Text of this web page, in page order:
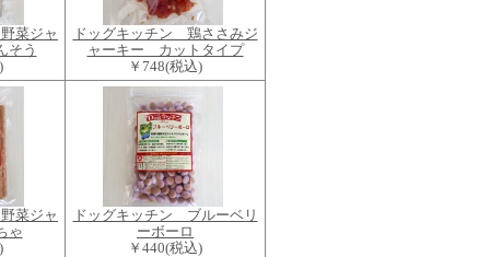
菜ジャ
そう
ドッグキッチン 鶏ささみジ
ャーキー カットタイプ
￥748(税込)
菜ジャ
ゃ
ドッグキッチン ブルーベリ
ーボーロ
￥440(税込)